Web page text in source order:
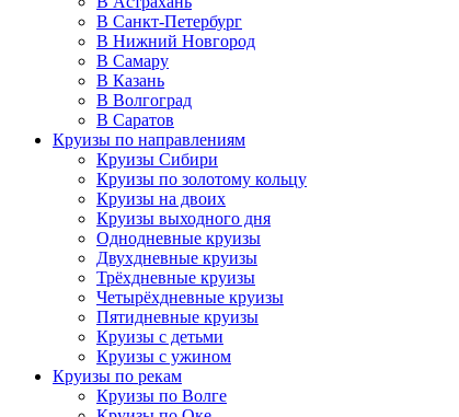
В Санкт-Петербург
В Нижний Новгород
В Самару
В Казань
В Волгоград
В Саратов
Круизы по направлениям
Круизы Сибири
Круизы по золотому кольцу
Круизы на двоих
Круизы выходного дня
Однодневные круизы
Двухдневные круизы
Трёхдневные круизы
Четырёхдневные круизы
Пятидневные круизы
Круизы с детьми
Круизы с ужином
Круизы по рекам
Круизы по Волге